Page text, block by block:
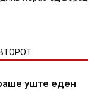
уште еден